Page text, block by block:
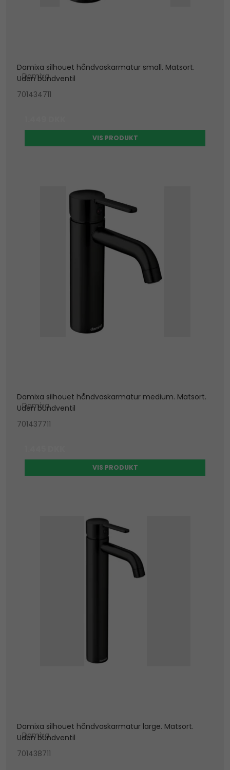
Damixa silhouet håndvaskarmatur small. Matsort.
Uden bundventil
Damixa
701434711
VIS PRODUKT
Damixa silhouet håndvaskarmatur medium. Matsort.
Uden bundventil
Damixa
701437711
VIS PRODUKT
Damixa silhouet håndvaskarmatur large. Matsort.
Uden bundventil
Damixa
701438711